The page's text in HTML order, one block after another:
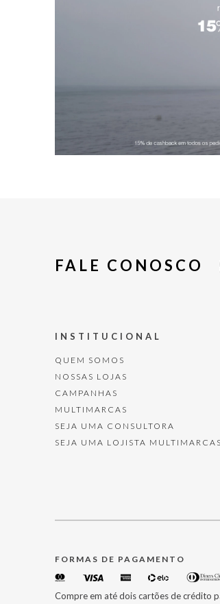
FALE CONOSCO
INSTITUCIONAL
QUEM SOMOS
NOSSAS LOJAS
CAMPANHAS
MULTIMARCAS
SEJA UMA CONSULTORA
SEJA UMA LOJISTA MULTIMARCAS
FORMAS DE PAGAMENTO
Compre em até dois cartões de crédito